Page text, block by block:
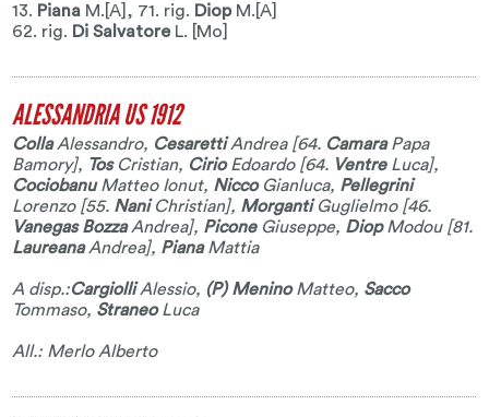
13. Piana M.[A] , 71. rig. DiopM.[A]
62. rig. Di SalvatoreL. [Mo]
ALESSANDRIA US 1912
CollaAlessandro, CesarettiAndrea[64. CamaraPapa
Bamory], TosCristian, CirioEdoardo[64. VentreLuca],
CociobanuMatteo Ionut, NiccoGianluca, Pellegrini
Lorenzo[55. NaniChristian], MorgantiGuglielmo[46.
Vanegas BozzaAndrea], PiconeGiuseppe, DiopModou[81.
LaureanaAndrea], PianaMattia
A disp.:CargiolliAlessio, (P) MeninoMatteo, Sacco
Tommaso, StraneoLuca
All.: Merlo Alberto